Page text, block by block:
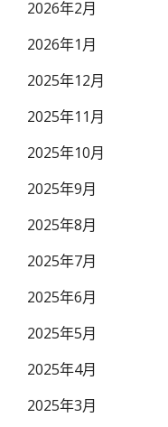
2026年2月
2026年1月
2025年12月
2025年11月
2025年10月
2025年9月
2025年8月
2025年7月
2025年6月
2025年5月
2025年4月
2025年3月